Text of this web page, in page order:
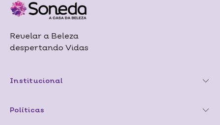
Revelar a Beleza
despertando Vidas
Institucional
Políticas